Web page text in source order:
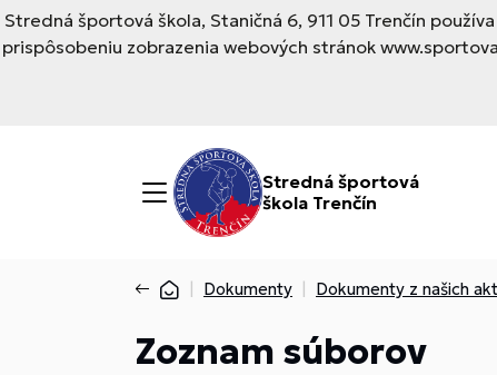
Stredná športová škola, Staničná 6, 911 05 Trenčín
prispôsobeniu zobrazenia webových stránok
Stredná športová
škola Trenčín
Dokumenty Dokumenty z našich
Zoznam súborov